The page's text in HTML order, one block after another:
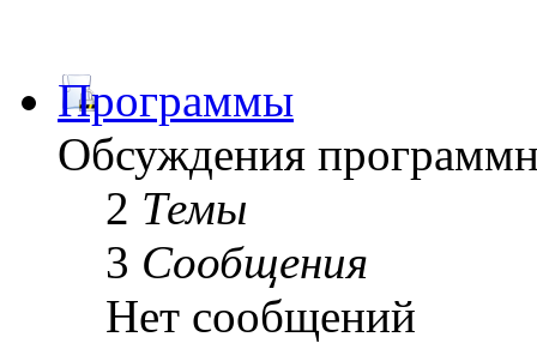
Программы
Обсуждения
2 Темы
3 Сообщения
Нет сообщений